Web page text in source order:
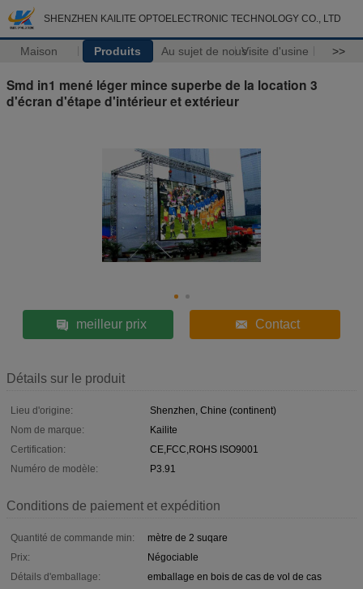
SHENZHEN KAILITE OPTOELECTRONIC TECHNOLOGY CO., LTD
Maison Produits Au sujet de nousVisite d'usine >>
Smd in1 mené léger mince superbe de la location 3
d'écran d'étape d'intérieur et extérieur
meilleur prix Contact
Détails sur le produit
Lieu d'origine:
Shenzhen, Chine (continent)
Nom de marque:
Kailite
Certification:
CE,FCC,ROHS ISO9001
Numéro de modèle:
P3.91
Conditions de paiement et expédition
Quantité de commande min:
mètre de 2 suqare
Prix:
Négociable
Détails d'emballage:
emballage en bois de cas de vol de cas